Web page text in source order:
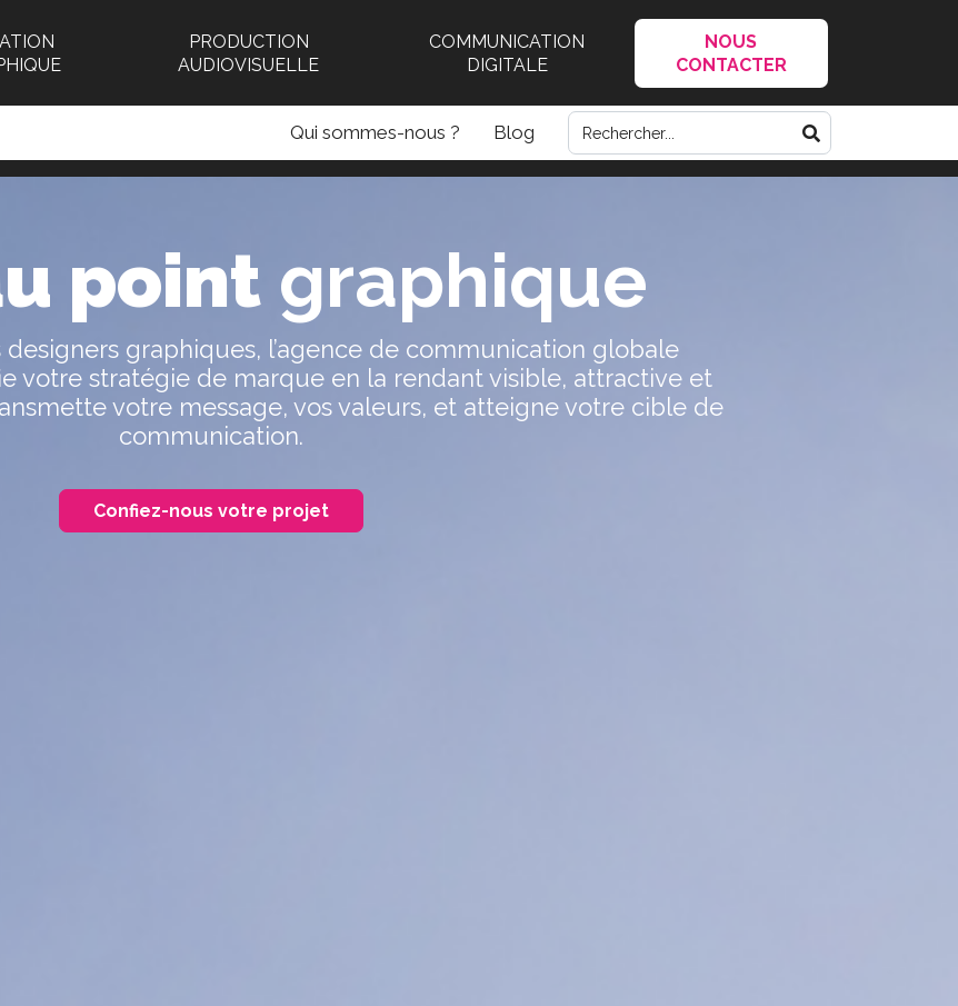
PRODUCTION
AUDIOVISUELLE
COMMUNICATION
DIGITALE
NOUS
CONTACTER
Qui sommes-nous ? Blog
point graphique
graphiques, l’agence de communication globale
votre stratégie de marque en la rendant visible, attractive et
votre message, vos valeurs, et atteigne votre cible de
communication.
Confiez-nous votre projet